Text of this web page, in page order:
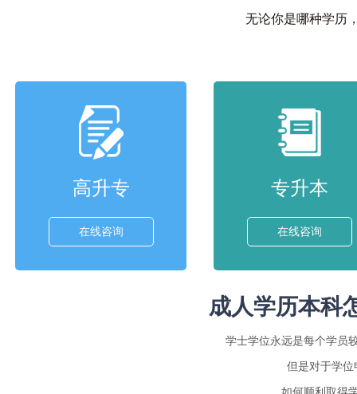
无论你是哪种学历
高升专
在线咨询
专升本
在线咨询
成人学历本科
学士学位永远是每个学员
但是对于学